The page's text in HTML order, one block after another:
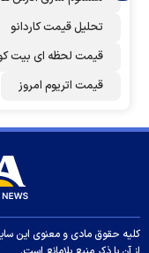
تحلیل قیمت کاردانو
قیمت لحظه ای بیت
قیمت اتریوم امروز
کلیه حقوق مادی و معنوی این